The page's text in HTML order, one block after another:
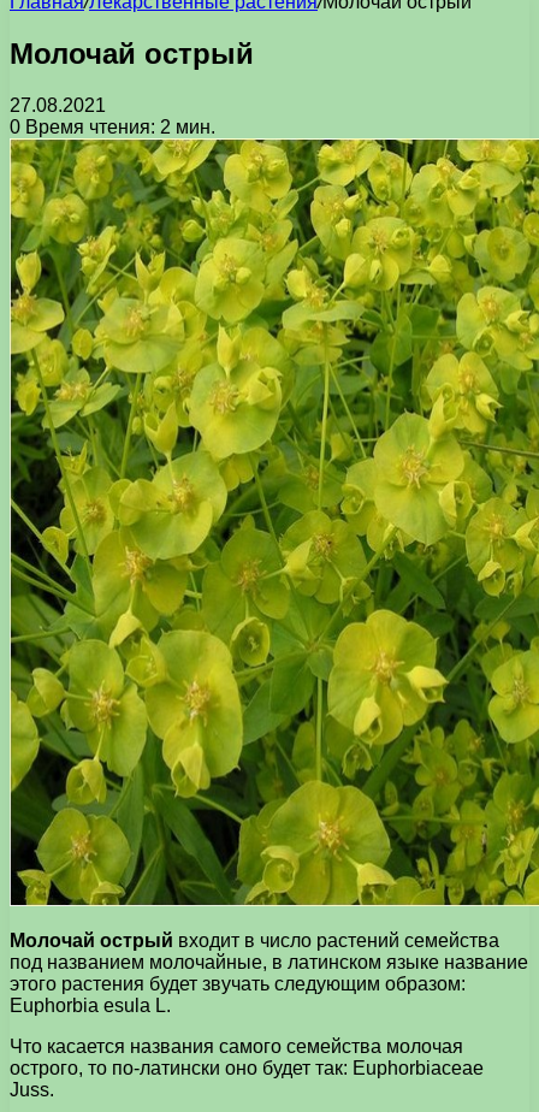
Молочай острый
27.08.2021
0 Время чтения: 2 мин.
Молочай острый входит в число растений семейства
под названием молочайные, в латинском языке название
этого растения будет звучать следующим образом:
Euphorbia esula L.
Что касается названия самого семейства молочая
острого, то по-латински оно будет так: Euphorbiaceae
Juss.